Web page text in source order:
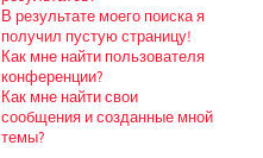
В результате моего поиска я
получил пустую страницу!
Как мне найти пользователя
конференции?
Как мне найти свои
сообщения и созданные мной
темы?